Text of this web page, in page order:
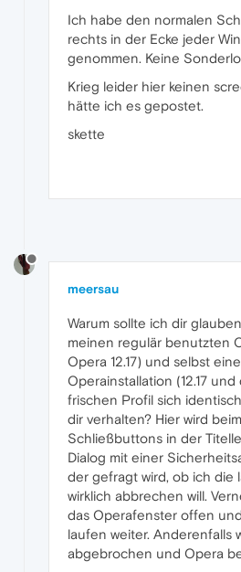
Ich habe den normalen
rechts in der Ecke jeder
genommen. Keine
Krieg leider hier keinen
hätte ich es gepostet.
skette
meersau
Warum sollte ich dir
meinen regulär benutzten
Opera 12.17) und selbst
Operainstallation (12.17
frischen Profil sich
dir verhalten? Hier wird
Schließbuttons in der
Dialog mit einer
der gefragt wird, ob ich die
wirklich abbrechen will.
das Operafenster offen
laufen weiter. Anderenfalls
abgebrochen und Opera